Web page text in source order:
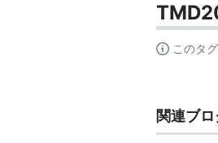
このタ
関連ブ